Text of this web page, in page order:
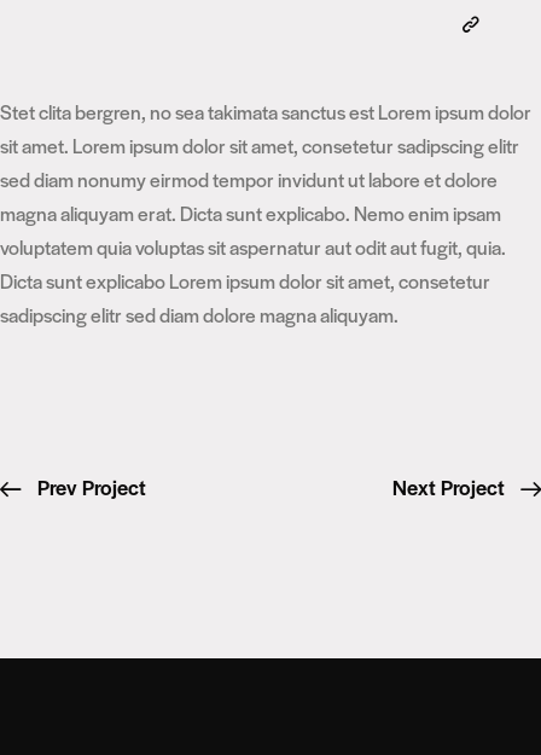
Stet clita bergren, no sea takimata sanctus est Lorem ipsum dolor
sit amet. Lorem ipsum dolor sit amet, consetetur sadipscing elitr
sed diam nonumy eirmod tempor invidunt ut labore et dolore
magna aliquyam erat. Dicta sunt explicabo. Nemo enim ipsam
voluptatem quia voluptas sit aspernatur aut odit aut fugit, quia.
Dicta sunt explicabo Lorem ipsum dolor sit amet, consetetur
sadipscing elitr sed diam dolore magna aliquyam.
Prev Project Next Project